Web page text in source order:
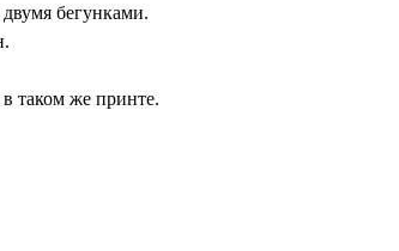
бегунками.
таком же принте.